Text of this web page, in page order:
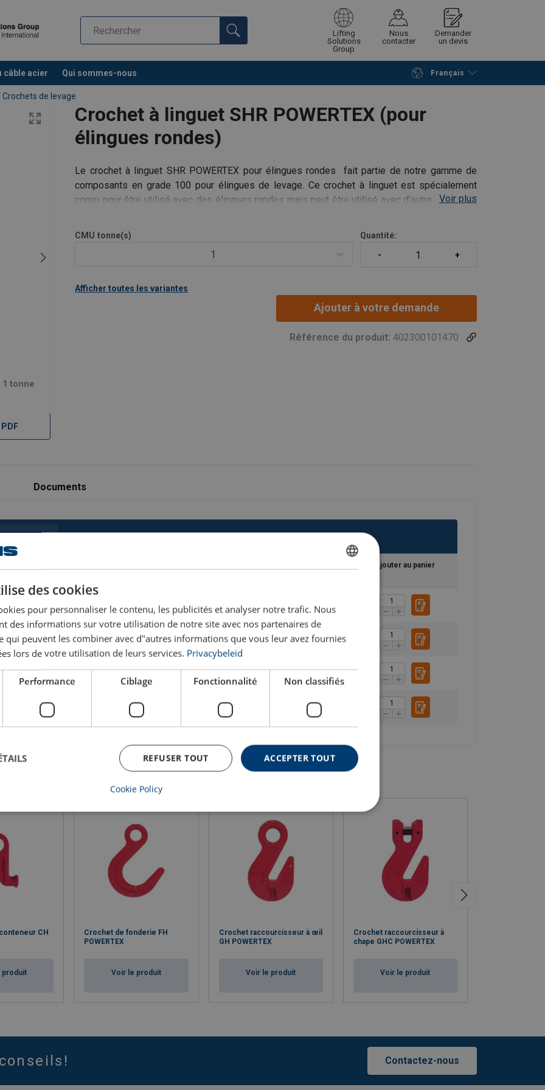
Lifting
Solutions
Group
Nous
contacter
Demander
un devis
câble acier Qui sommes-nous Français
Poursuivre Envoyer demande
Crochets de levage
Crochet à linguet SHR POWERTEX (pour
élingues rondes)
1 tonne
Le crochet à linguet SHR POWERTEX pour élingues rondes fait partie de notre gamme de
composants en grade 100 pour élingues de levage. Ce crochet à linguet est spécialement
conçu pour être utilisé avec des élingues rondes mais peut être utilisé avec d'autres élingues
Voir plus
CMU tonne(s)
1
Quantité:
Afficher toutes les variantes
Ajouter à votre demande
Référence du produit: 402300101470
Documents
Ajouter au panier
103 1,3
des composants traditionnels en grade 80
sont peints en rouge lumineux
sont inclus dans la gamme pour permettre un assemblage rapide et économique des élingues
1677 partie 1/2/3/4 +25%CMU
conformité CE joints à chaque boite de composants.
CH
produit
Crochet de fonderie FH
POWERTEX
Voir le produit
Crochet raccourcisseur à œil
GH POWERTEX
Voir le produit
Crochet raccourcisseur à
chape GHC POWERTEX
Voir le produit
Contactez-nous
DUTCH
FRENCH
des cookies
pour personnaliser le contenu, les publicités et analyser notre trafic. Nous
des informations sur votre utilisation de notre site avec nos partenaires de
qui peuvent les combiner avec d"autres informations que vous leur avez fournies
lors de votre utilisation de leurs services. Privacybeleid
Performance Ciblage Fonctionnalité Non classifiés
ACCEPTER TOUT
REFUSER TOUT
Cookie Policy